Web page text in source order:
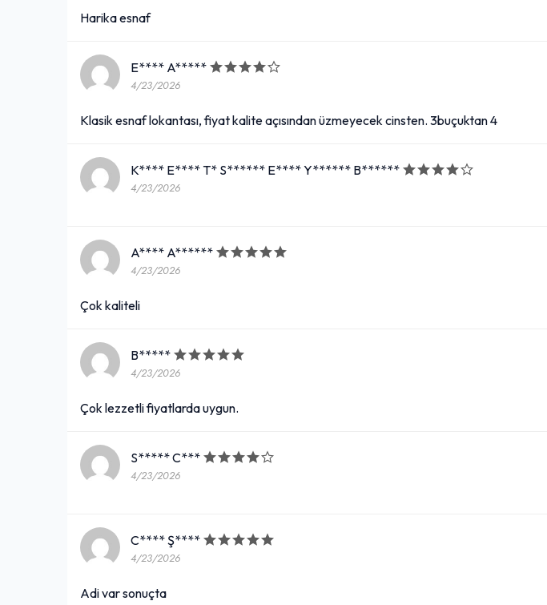
Harika esnaf
E**** A*****
4/23/2026
Klasik esnaf lokantası, fiyat kalite açısından üzmeyecek cinsten. 3buçuktan 4
K**** E**** T* S****** E**** Y****** B******
4/23/2026
A**** A******
4/23/2026
Çok kaliteli
B*****
4/23/2026
Çok lezzetli fiyatlarda uygun.
S***** C***
4/23/2026
C**** Ş****
4/23/2026
Adi var sonuçta